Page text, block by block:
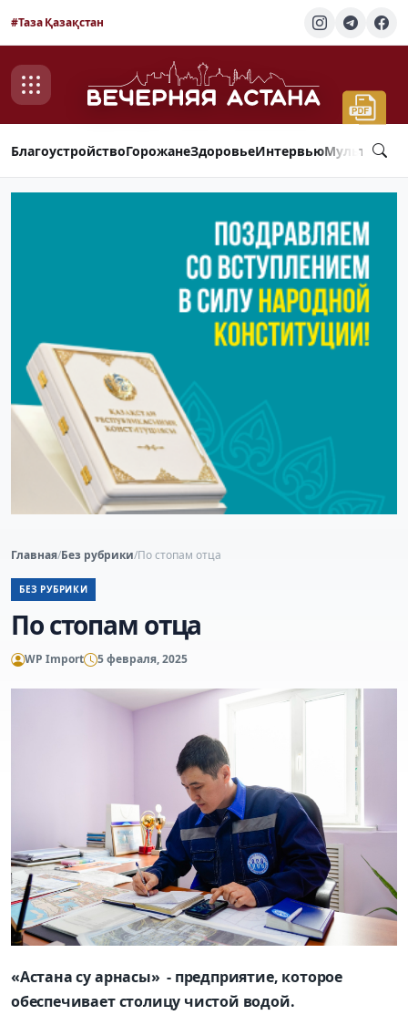
#Таза Қазақстан
БлагоустройствоГорожанеЗдоровьеИнтервью
Главная/Без рубрики/По стопам отца
БЕЗ РУБРИКИ
По стопам отца
WP Import 5 февраля, 2025
«Астана су арнасы» - предприятие, которое
обеспечивает столицу чистой водой.